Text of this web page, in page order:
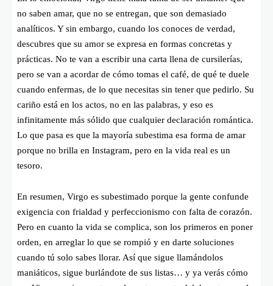
no saben amar, que no se entregan, que son demasiado
analíticos. Y sin embargo, cuando los conoces de verdad,
descubres que su amor se expresa en formas concretas y
prácticas. No te van a escribir una carta llena de cursilerías,
pero se van a acordar de cómo tomas el café, de qué te duele
cuando enfermas, de lo que necesitas sin tener que pedirlo. Su
cariño está en los actos, no en las palabras, y eso es
infinitamente más sólido que cualquier declaración romántica.
Lo que pasa es que la mayoría subestima esa forma de amar
porque no brilla en Instagram, pero en la vida real es un
tesoro.
En resumen, Virgo es subestimado porque la gente confunde
exigencia con frialdad y perfeccionismo con falta de corazón.
Pero en cuanto la vida se complica, son los primeros en poner
orden, en arreglar lo que se rompió y en darte soluciones
cuando tú solo sabes llorar. Así que sigue llamándolos
maniáticos, sigue burlándote de sus listas… y ya verás cómo